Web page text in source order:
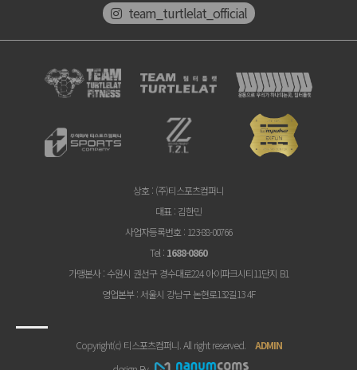
team_turtlelat_official
상호 : (주)티스포츠컴퍼니
대표 : 김한민
사업자등록번호 : 123-88-00766
Tel : 1688-0860
가맹본사: 수원시 권선구 경수대로224 아이파크시티11단지 B1
영업본부: 서울시 강남구 논현로132길13 4F
Copyright(c) 티스포츠컴퍼니. All right reserved. ADMIN